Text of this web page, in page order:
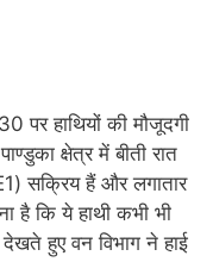
पर हाथियों की मौजूदगी
क्षेत्र में बीती रात
सक्रिय हैं और लगातार
है कि ये हाथी कभी भी
हुए वन विभाग ने हाई